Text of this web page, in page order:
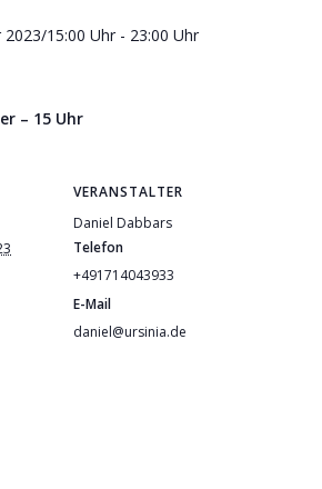
15:00 Uhr - 23:00 Uhr
– 15 Uhr
VERANSTALTER
Daniel Dabbars
Telefon
+491714043933
E-Mail
daniel@ursinia.de